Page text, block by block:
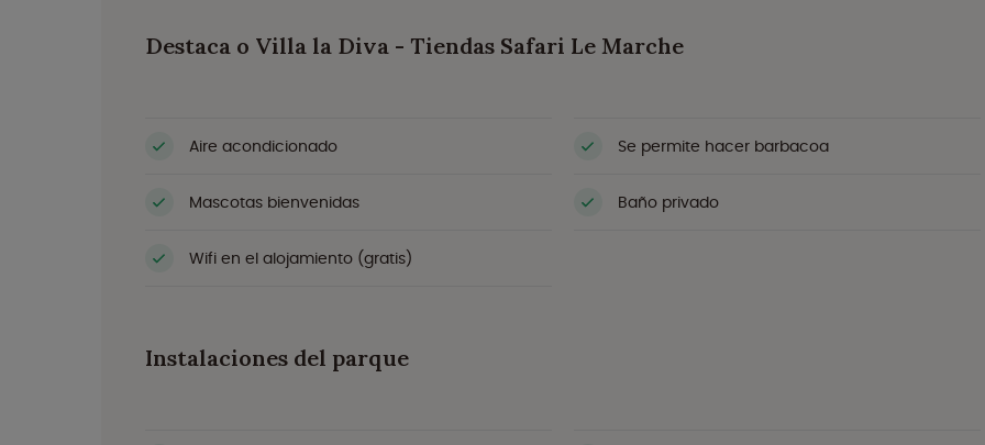
Destaca o Villa la Diva - Tiendas Safari Le Marche
Aire acondicionado Se permite hacer barbacoa
Mascotas bienvenidas Baño privado
Wifi en el alojamiento (gratis)
Instalaciones del parque